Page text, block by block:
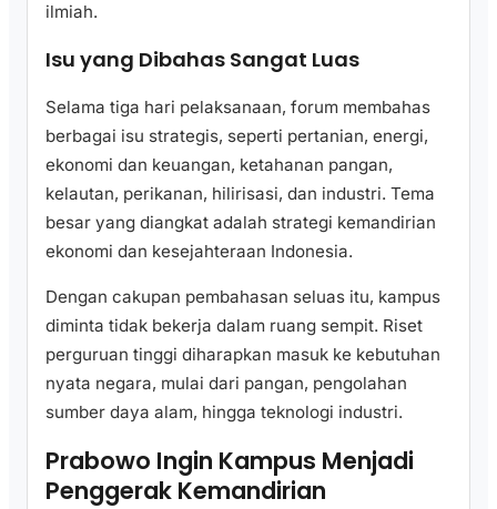
ilmiah.
Isu yang Dibahas Sangat Luas
Selama tiga hari pelaksanaan, forum membahas
berbagai isu strategis, seperti pertanian, energi,
ekonomi dan keuangan, ketahanan pangan,
kelautan, perikanan, hilirisasi, dan industri. Tema
besar yang diangkat adalah strategi kemandirian
ekonomi dan kesejahteraan Indonesia.
Dengan cakupan pembahasan seluas itu, kampus
diminta tidak bekerja dalam ruang sempit. Riset
perguruan tinggi diharapkan masuk ke kebutuhan
nyata negara, mulai dari pangan, pengolahan
sumber daya alam, hingga teknologi industri.
Prabowo Ingin Kampus Menjadi
Penggerak Kemandirian